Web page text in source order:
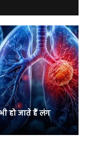
हो जाते हैं लंग
में
की